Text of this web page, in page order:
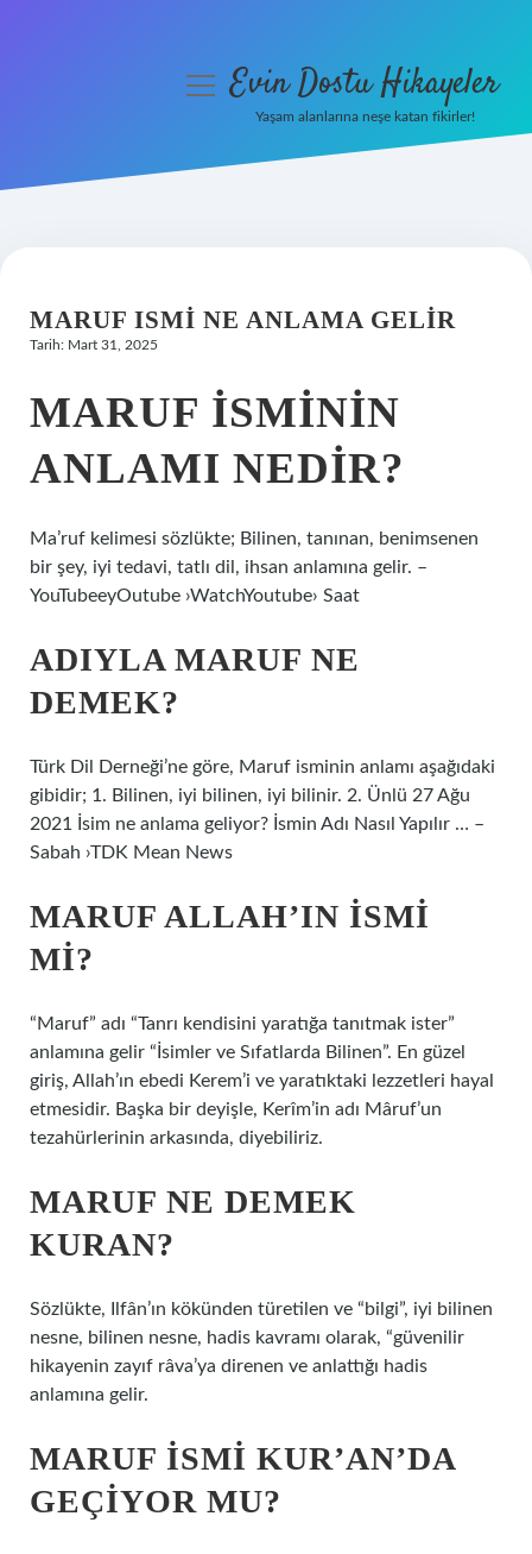
Hakkımızda
menüyüEvin Dostu Hikayeler
Yaşam alanlarına neşe katan fikirler!
MARUF ISMI NE ANLAMA GELIR
Tarih: Mart 31, 2025
MARUF ISMININ
ANLAMI NEDIR?
Ma’ruf kelimesi sözlükte; Bilinen, tanınan, benimsenen
bir şey, iyi tedavi, tatlı dil, ihsan anlamına gelir. –
YouTubeeyOutube ›WatchYoutube› Saat
ADIYLA MARUF NE
DEMEK?
Türk Dil Derneği’ne göre, Maruf isminin anlamı aşağıdaki
gibidir; 1. Bilinen, iyi bilinen, iyi bilinir. 2. Ünlü 27 Ağu
2021 İsim ne anlama geliyor? İsmin Adı Nasıl Yapılır … –
Sabah ›TDK Mean News
MARUF ALLAH’IN ISMI
MI?
“Maruf” adı “Tanrı kendisini yaratığa tanıtmak ister”
anlamına gelir “İsimler ve Sıfatlarda Bilinen”. En güzel
giriş, Allah’ın ebedi Kerem’i ve yaratıktaki lezzetleri hayal
etmesidir. Başka bir deyişle, Kerîm’in adı Mâruf’un
tezahürlerinin arkasında, diyebiliriz.
MARUF NE DEMEK
KURAN?
Sözlükte, Ilfân’ın kökünden türetilen ve “bilgi”, iyi bilinen
nesne, bilinen nesne, hadis kavramı olarak, “güvenilir
hikayenin zayıf râva’ya direnen ve anlattığı hadis
anlamına gelir.
MARUF ISMI KUR’AN’DA
GEÇIYOR MU?